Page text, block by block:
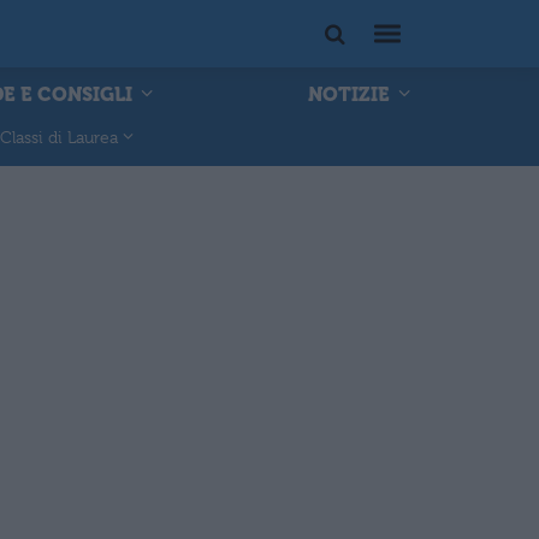
E CONSIGLI NOTIZIE
Classi di Laurea